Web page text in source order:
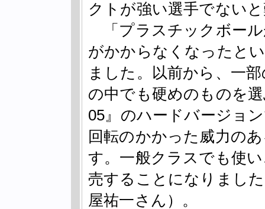
クトが強い選手でない
「プラスチックボール
がかからなくなったと
ました。以前から、一
の中でも硬めのものを
05』のハードバージョ
回転のかかった威力の
す。一般クラスでも使
売することになりまし
屋祐一さん）。